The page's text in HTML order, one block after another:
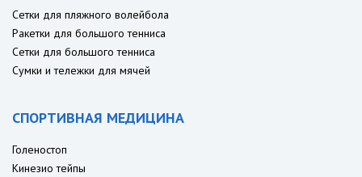
Сетки для пляжного волейбола
Ракетки для большого тенниса
Сетки для большого тенниса
Сумки и тележки для мячей
СПОРТИВНАЯ МЕДИЦИНА
Голеностоп
Кинезио тейпы